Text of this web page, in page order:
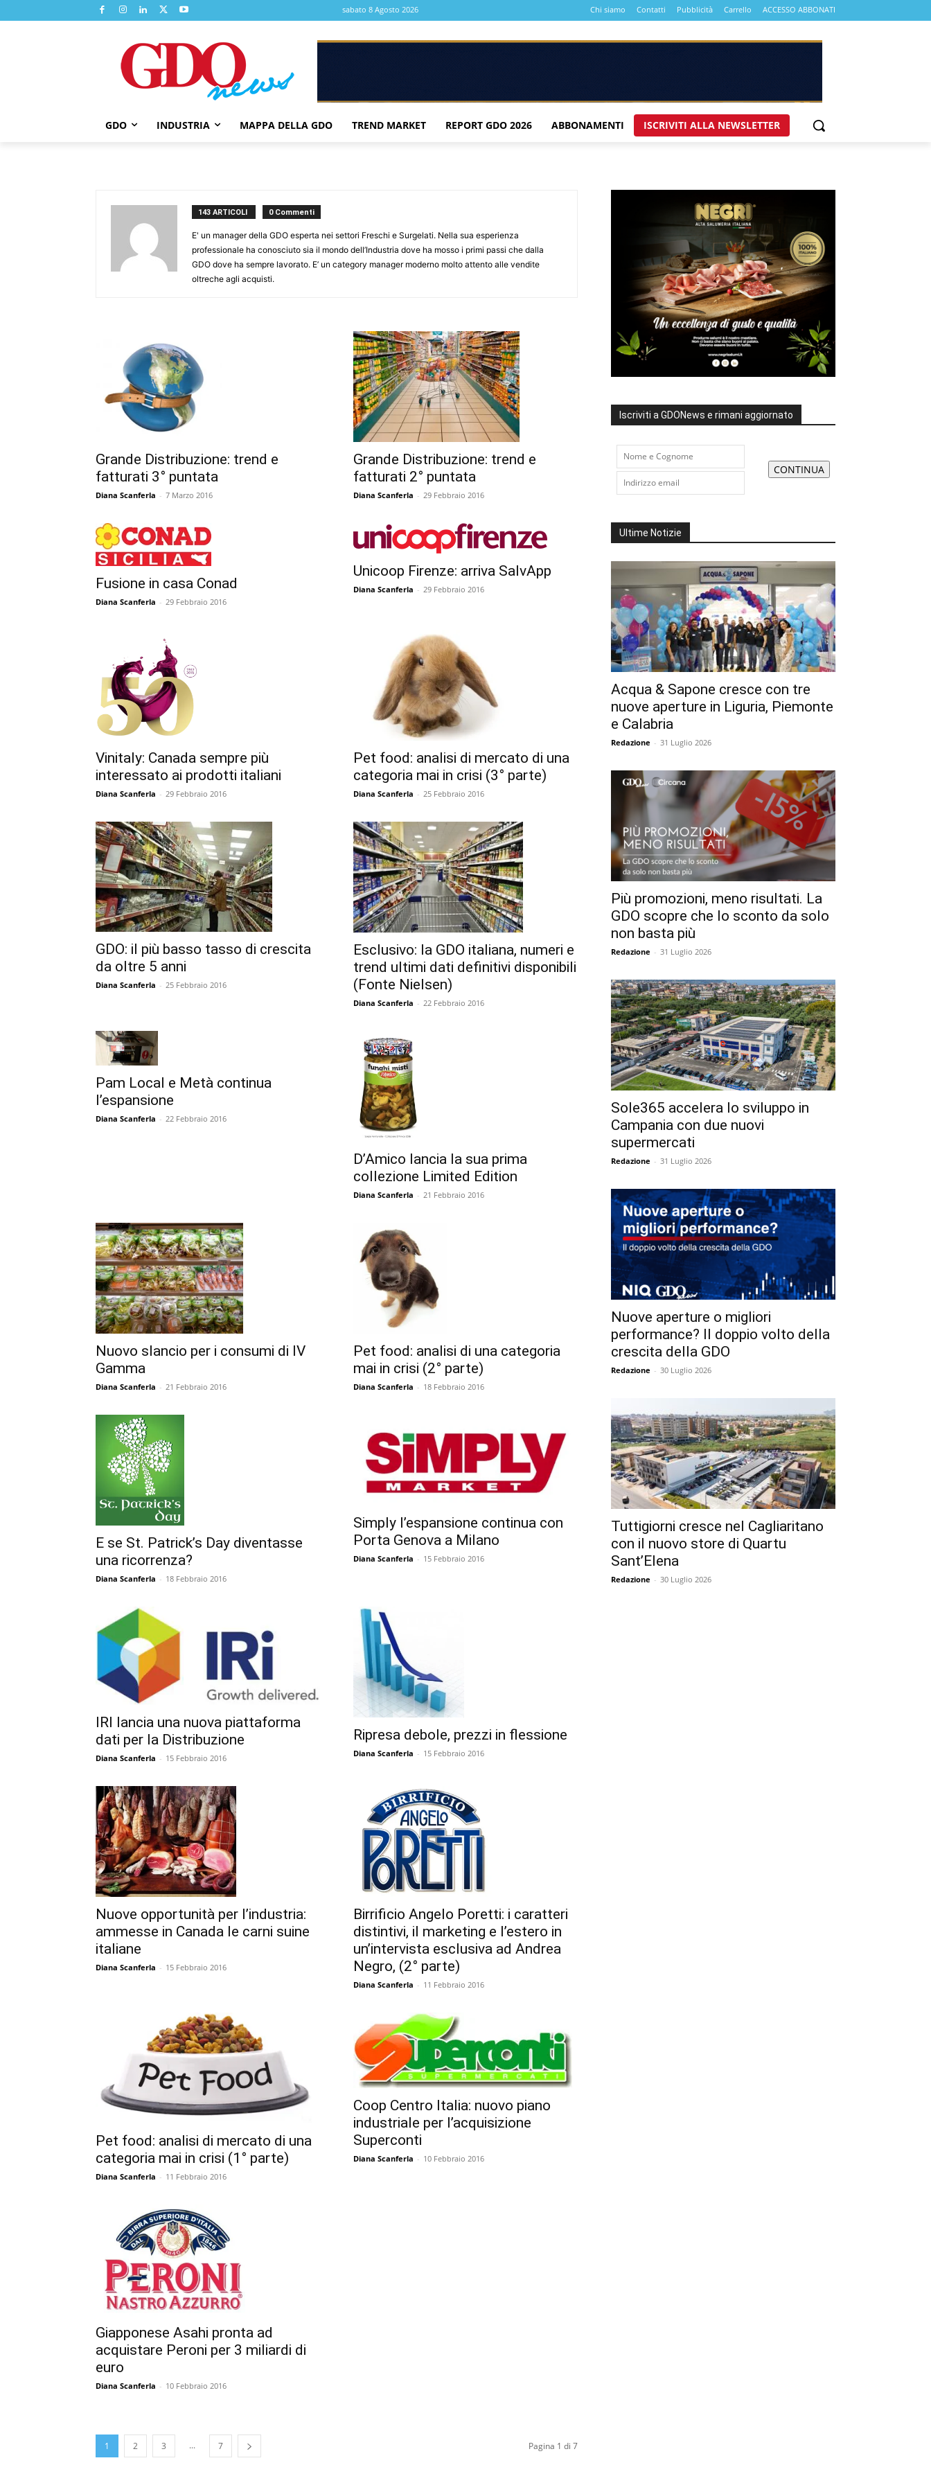
sabato 8 Agosto 2026 Chi siamo Contatti Pubblicità Carrello ACCESSO ABBONATI
GDO INDUSTRIA MAPPA DELLA GDO TREND MARKET REPORT GDO 2026 ABBONAMENTI ISCRIVITI ALLA NEWSLETTER
143 ARTICOLI 0 Commenti
E' un manager della GDO esperta nei settori Freschi e Surgelati. Nella sua esperienza
professionale ha conosciuto sia il mondo dell’Industria dove ha mosso i primi passi che dalla
GDO dove ha sempre lavorato. E’ un category manager moderno molto attento alle vendite
oltreche agli acquisti.
Grande Distribuzione: trend e
fatturati 3° puntata
Diana Scanferla - 7 Marzo 2016
Grande Distribuzione: trend e
fatturati 2° puntata
Diana Scanferla - 29 Febbraio 2016
Fusione in casa Conad
Diana Scanferla - 29 Febbraio 2016
Unicoop Firenze: arriva SalvApp
Diana Scanferla - 29 Febbraio 2016
Vinitaly: Canada sempre più
interessato ai prodotti italiani
Diana Scanferla - 29 Febbraio 2016
Pet food: analisi di mercato di una
categoria mai in crisi (3° parte)
Diana Scanferla - 25 Febbraio 2016
GDO: il più basso tasso di crescita
da oltre 5 anni
Diana Scanferla - 25 Febbraio 2016
Esclusivo: la GDO italiana, numeri e
trend ultimi dati definitivi disponibili
(Fonte Nielsen)
Diana Scanferla - 22 Febbraio 2016
Pam Local e Metà continua
l’espansione
Diana Scanferla - 22 Febbraio 2016
D’Amico lancia la sua prima
collezione Limited Edition
Diana Scanferla - 21 Febbraio 2016
Nuovo slancio per i consumi di IV
Gamma
Diana Scanferla - 21 Febbraio 2016
Pet food: analisi di una categoria
mai in crisi (2° parte)
Diana Scanferla - 18 Febbraio 2016
E se St. Patrick’s Day diventasse
una ricorrenza?
Diana Scanferla - 18 Febbraio 2016
Simply l’espansione continua con
Porta Genova a Milano
Diana Scanferla - 15 Febbraio 2016
IRI lancia una nuova piattaforma
dati per la Distribuzione
Diana Scanferla - 15 Febbraio 2016
Ripresa debole, prezzi in flessione
Diana Scanferla - 15 Febbraio 2016
Nuove opportunità per l’industria:
ammesse in Canada le carni suine
italiane
Diana Scanferla - 15 Febbraio 2016
Birrificio Angelo Poretti: i caratteri
distintivi, il marketing e l’estero in
un’intervista esclusiva ad Andrea
Negro, (2° parte)
Diana Scanferla - 11 Febbraio 2016
Pet food: analisi di mercato di una
categoria mai in crisi (1° parte)
Diana Scanferla - 11 Febbraio 2016
Coop Centro Italia: nuovo piano
industriale per l’acquisizione
Superconti
Diana Scanferla - 10 Febbraio 2016
Giapponese Asahi pronta ad
acquistare Peroni per 3 miliardi di
euro
Diana Scanferla - 10 Febbraio 2016
1 2 3 ... 7 Pagina 1 di 7
Iscriviti a GDONews e rimani aggiornato
Ultime Notizie
Acqua & Sapone cresce con tre
nuove aperture in Liguria, Piemonte
e Calabria
Redazione - 31 Luglio 2026
Più promozioni, meno risultati. La
GDO scopre che lo sconto da solo
non basta più
Redazione - 31 Luglio 2026
Sole365 accelera lo sviluppo in
Campania con due nuovi
supermercati
Redazione - 31 Luglio 2026
Nuove aperture o migliori
performance? Il doppio volto della
crescita della GDO
Redazione - 30 Luglio 2026
Tuttigiorni cresce nel Cagliaritano
con il nuovo store di Quartu
Sant’Elena
Redazione - 30 Luglio 2026